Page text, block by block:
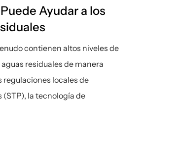
Ayudar a los
contienen altos niveles de
residuales de manera
locales de
la tecnología de